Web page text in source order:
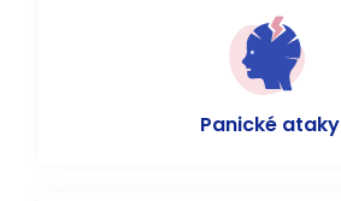
Panické ataky